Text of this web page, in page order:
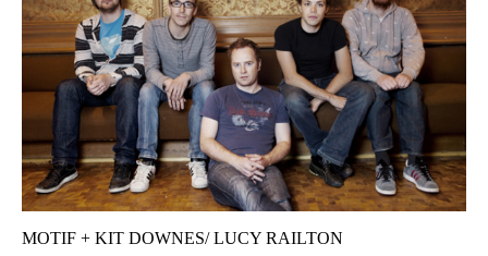
MOTIF + KIT DOWNES/ LUCY RAILTON